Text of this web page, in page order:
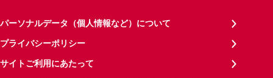
パーソナルデータ（個人情報など）について
プライバシーポリシー
サイトご利用にあたって